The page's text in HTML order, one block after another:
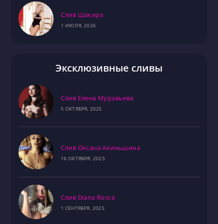
Слив Шакира
1 ИЮЛЯ, 2026
Эксклюзивные сливы
Слив Елена Муравьева
5 ОКТЯБРЯ, 2025
Слив Оксана Акиньшина
16 ОКТЯБРЯ, 2025
Слив Diana Rosca
1 СЕНТЯБРЯ, 2025